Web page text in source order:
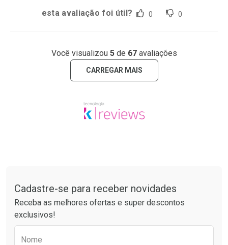
esta avaliação foi útil? 0 0
Você visualizou 5de 67avaliações
CARREGAR MAIS
Cadastre-se para receber novidades
Receba as melhores ofertas e super descontos
exclusivos!
Nome